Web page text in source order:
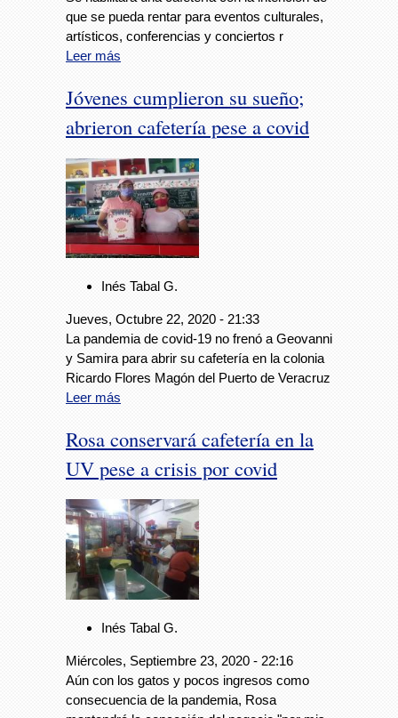
que se pueda rentar para eventos culturales,
artísticos, conferencias y conciertos r
Leer más
Jóvenes cumplieron su sueño;
abrieron cafetería pese a covid
Inés Tabal G.
Jueves, Octubre 22, 2020 - 21:33
La pandemia de covid-19 no frenó a Geovanni
y Samira para abrir su cafetería en la colonia
Ricardo Flores Magón del Puerto de Veracruz
Leer más
Rosa conservará cafetería en la
UV pese a crisis por covid
Inés Tabal G.
Miércoles, Septiembre 23, 2020 - 22:16
Aún con los gatos y pocos ingresos como
consecuencia de la pandemia, Rosa